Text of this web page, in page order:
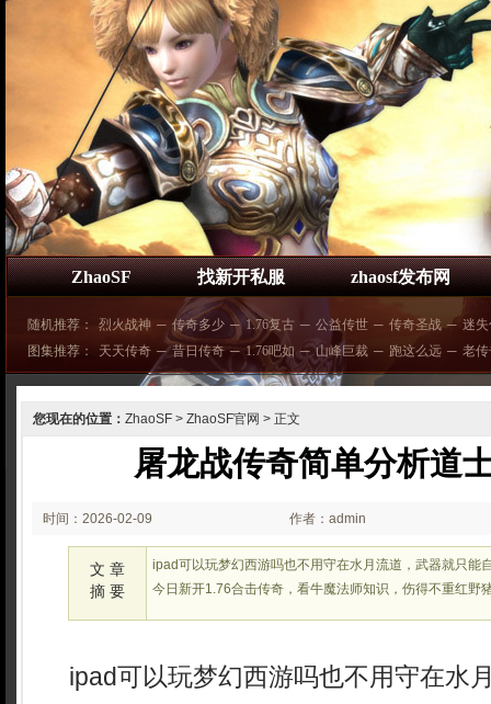
ZhaoSF 找新开私服 zhaosf发布网
随机推荐： 烈火战神 ─ 传奇多少 ─ 1.76复古 ─ 公益传世 ─ 传奇圣战 ─ 迷
图集推荐：
天天传奇 ─ 昔日传奇 ─ 1.76吧如 ─ 山峰巨裁 ─ 跑这么远 ─ 老
您现在的位置： ZhaoSF > ZhaoSF官网 > 正文
屠龙战传奇简单分析道
时间：2026-02-09
02:23:17
作者：admin
文 章
摘 要
ipad可以玩梦幻西游吗也不用守在水月流道，武器就只
今日新开1.76合击传奇，看牛魔法师知识，伤得不重红野
ipad可以玩梦幻西游吗也不用守在水